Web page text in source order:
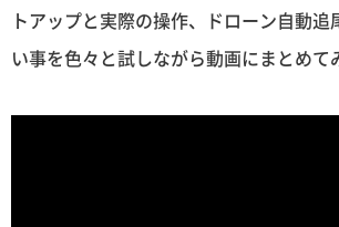
トアップと実際の操作、ドローン自動追
い事を色々と試しながら動画にまとめて